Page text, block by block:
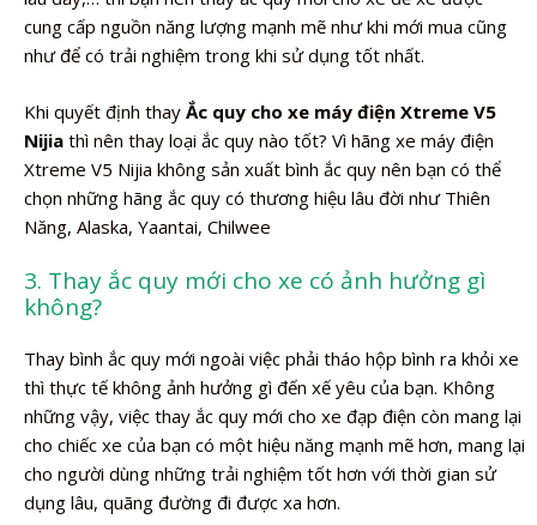
cung cấp nguồn năng lượng mạnh mẽ như khi mới mua cũng
như để có trải nghiệm trong khi sử dụng tốt nhất.
Khi quyết định thay Ắc quy cho xe máy điện Xtreme V5
Nijia thì nên thay loại ắc quy nào tốt? Vì hãng xe máy điện
Xtreme V5 Nijia không sản xuất bình ắc quy nên bạn có thể
chọn những hãng ắc quy có thương hiệu lâu đời như Thiên
Năng, Alaska, Yaantai, Chilwee
3. Thay ắc quy mới cho xe có ảnh hưởng gì
không?
Thay bình ắc quy mới ngoài việc phải tháo hộp bình ra khỏi xe
thì thực tế không ảnh hưởng gì đến xế yêu của bạn. Không
những vậy, việc thay ắc quy mới cho xe đạp điện còn mang lại
cho chiếc xe của bạn có một hiệu năng mạnh mẽ hơn, mang lại
cho người dùng những trải nghiệm tốt hơn với thời gian sử
dụng lâu, quãng đường đi được xa hơn.